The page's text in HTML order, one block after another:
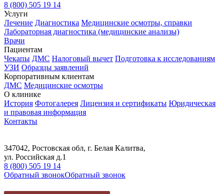
8 (800) 505 19 14
Услуги
Лечение Диагностика Медицинские осмотры, справки
Лабораторная диагностика (медицинские анализы)
Врачи
Пациентам
Чекапы ДМС Налоговый вычет Подготовка к исследованиям
УЗИ Образцы заявлений
Корпоративным клиентам
ДМС Медицинские осмотры
О клинике
История Фотогалерея Лицензия и сертификаты Юридическая
и правовая информация
Контакты
347042, Ростовская обл, г. Белая Калитва,
ул. Российская д.1
8 (800) 505 19 14
Обратный звонокОбратный звонок